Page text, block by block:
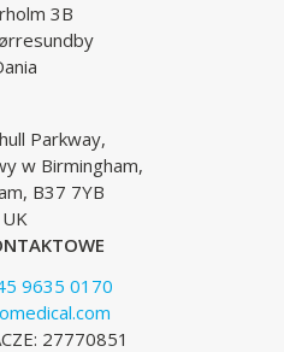
3B
Parkway,
w Birmingham,
B37 7YB
UK
9635 0170
27770851